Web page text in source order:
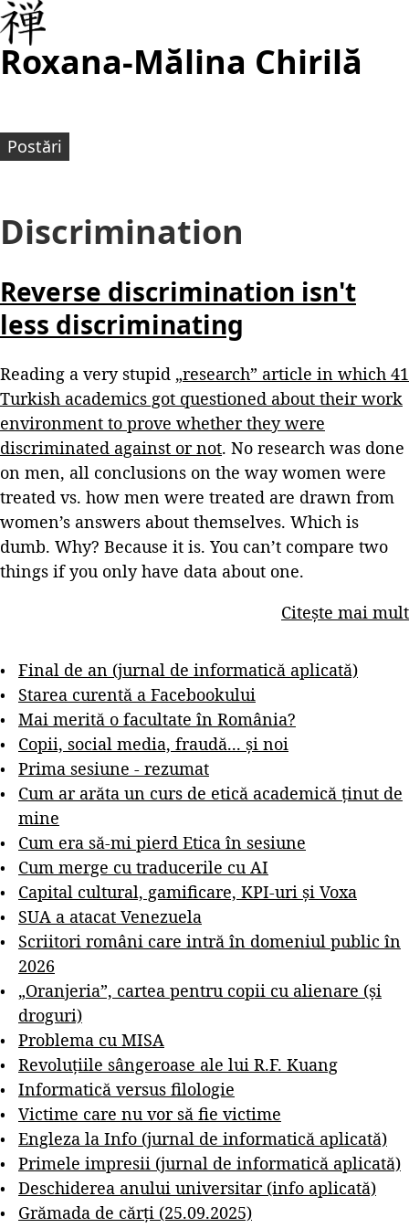
Roxana-Mălina Chirilă
Postări
Discrimination
Reverse discrimination isn't
less discriminating
Reading a very stupid „research” article in which 41
Turkish academics got questioned about their work
environment to prove whether they were
discriminated against or not. No research was done
on men, all conclusions on the way women were
treated vs. how men were treated are drawn from
women’s answers about themselves. Which is
dumb. Why? Because it is. You can’t compare two
things if you only have data about one.
Citește mai mult
Final de an (jurnal de informatică aplicată)
Starea curentă a Facebookului
Mai merită o facultate în România?
Copii, social media, fraudă... și noi
Prima sesiune - rezumat
Cum ar arăta un curs de etică academică ținut de
mine
Cum era să-mi pierd Etica în sesiune
Cum merge cu traducerile cu AI
Capital cultural, gamificare, KPI-uri și Voxa
SUA a atacat Venezuela
Scriitori români care intră în domeniul public în
2026
„Oranjeria”, cartea pentru copii cu alienare (și
droguri)
Problema cu MISA
Revoluțiile sângeroase ale lui R.F. Kuang
Informatică versus filologie
Victime care nu vor să fie victime
Engleza la Info (jurnal de informatică aplicată)
Primele impresii (jurnal de informatică aplicată)
Deschiderea anului universitar (info aplicată)
Grămada de cărți (25.09.2025)